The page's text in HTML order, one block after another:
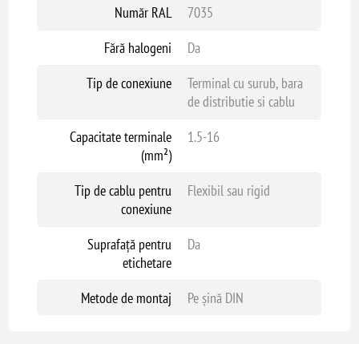
Număr RAL
7035
Fără halogeni
Da
Tip de conexiune
Terminal cu surub, bara
de distributie si cablu
Capacitate terminale
(mm²)
1.5-16
Tip de cablu pentru
conexiune
Flexibil sau rigid
Suprafață pentru
etichetare
Da
Metode de montaj Pe șină DIN